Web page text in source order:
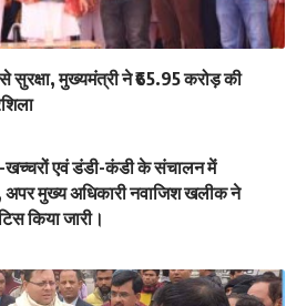
सुरक्षा, मुख्यमंत्री ने ₹65.95 करोड़ की
-खच्चरों एवं डंडी-कंडी के संचालन में
अपर मुख्य अधिकारी नवाजिश खलीक ने
किया जारी।